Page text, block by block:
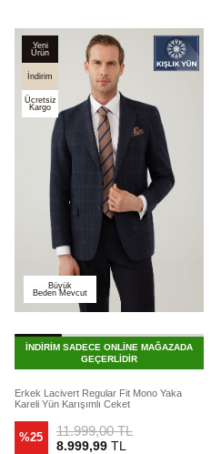
Yeni
Ürün
İndirim
Ücretsiz
Kargo
Büyük
Beden Mevcut
İNDİRİM SADECE ONLİNE MAĞAZADA
GEÇERLİDİR
Erkek Lacivert Regular Fit Mono Yaka
Kareli Yün Karışımlı Ceket
%25 11.999,00TL
8.999,99TL